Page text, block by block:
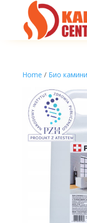
Home / Био камини